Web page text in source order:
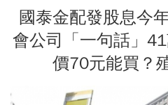
國泰金配發股息今
會公司「一句話」
價70元能買？